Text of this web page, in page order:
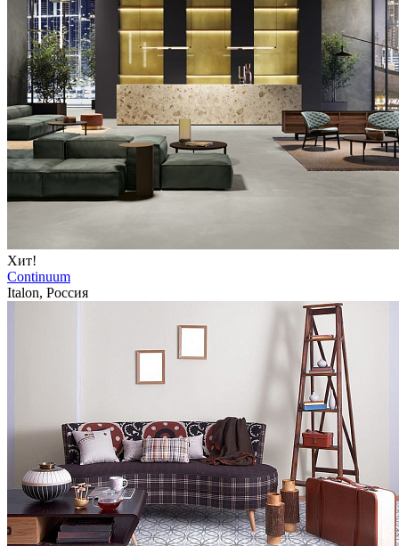
Хит!
Continuum
Italon, Россия